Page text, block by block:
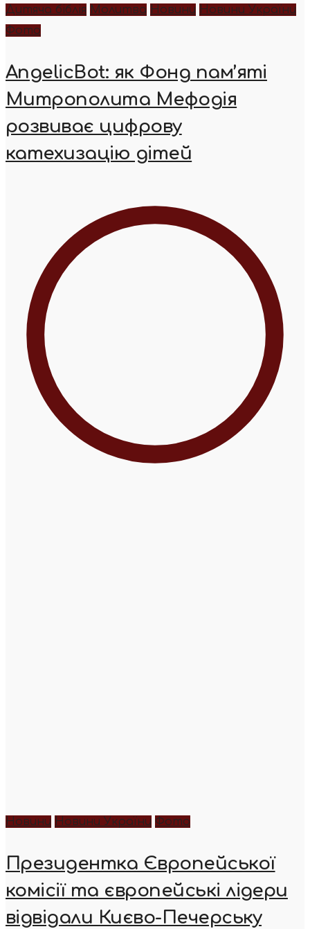
Дитяча біблія Молитва Новини Новини України
Фото
AngelicBot: як Фонд пам’яті
Митрополита Мефодія
розвиває цифрову
катехизацію дітей
Новини Новини України Фото
Президентка Європейської
комісії та європейські лідери
відвідали Києво-Печерську